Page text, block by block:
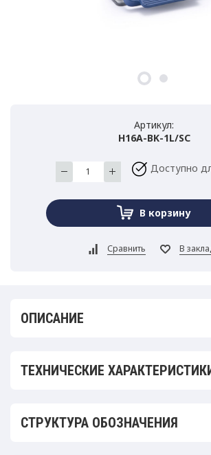
Артикул:
H16A-BK-1L/SC
Доступно
ОПИСАНИЕ
ТЕХНИЧЕСКИЕ
СТРУКТУРА ОБОЗНАЧЕНИЯ